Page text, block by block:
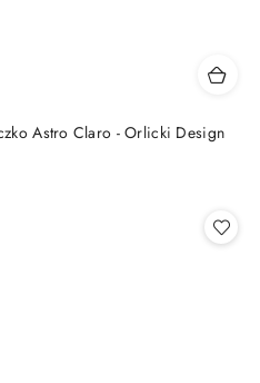
Astro Claro - Orlicki Design